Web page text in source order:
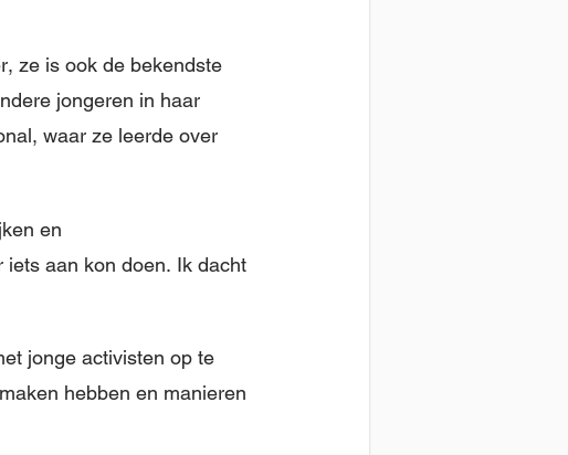
ze is ook de bekendste
jongeren in haar
waar ze leerde over
en
aan kon doen. Ik dacht
jonge activisten op te
hebben en manieren